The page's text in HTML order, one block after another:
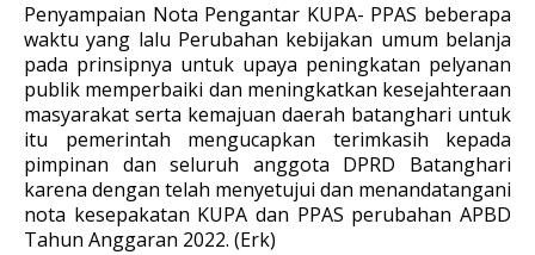
Penyampaian Nota Pengantar KUPA- PPAS beberapa
waktu yang lalu Perubahan kebijakan umum belanja
pada prinsipnya untuk upaya peningkatan pelyanan
publik memperbaiki dan meningkatkan kesejahteraan
masyarakat serta kemajuan daerah batanghari untuk
itu pemerintah mengucapkan terimkasih kepada
pimpinan dan seluruh anggota DPRD Batanghari
karena dengan telah menyetujui dan menandatangani
nota kesepakatan KUPA dan PPAS perubahan APBD
Tahun Anggaran 2022. (Erk)